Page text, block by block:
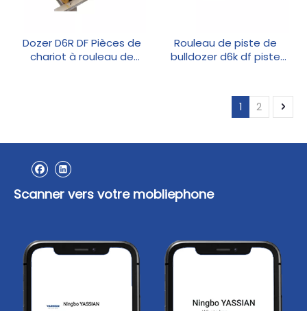
Dozer D6R DF Pièces de
chariot à rouleau de
Rouleau de piste de
bulldozer d6k df piste
1 2
Scanner vers votre mobliephone